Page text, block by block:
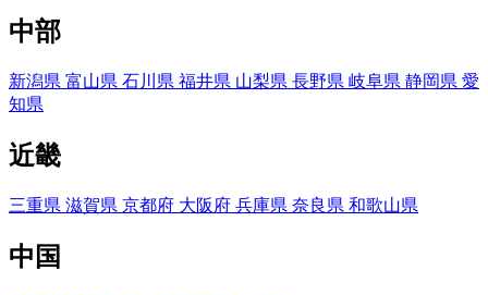
中部
新潟県 富山県 石川県 福井県 山梨県 長野県 岐阜県 静岡県 愛
知県
近畿
三重県 滋賀県 京都府 大阪府 兵庫県 奈良県 和歌山県
中国